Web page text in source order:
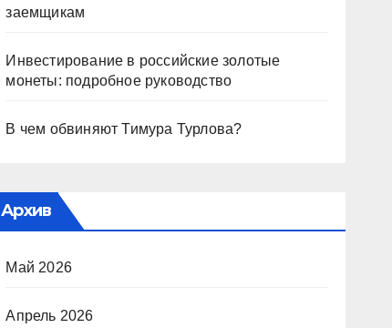
заемщикам
Инвестирование в российские золотые
монеты: подробное руководство
В чем обвиняют Тимура Турлова?
Архив
Май 2026
Апрель 2026